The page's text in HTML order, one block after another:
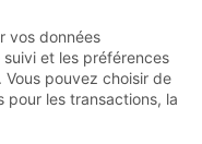
vos données
et les préférences
pouvez choisir de
pour les transactions, la